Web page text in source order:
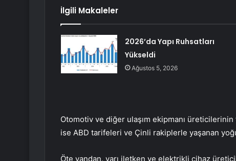
İlgili Makaleler
2026’da Yapı Ruhsatları
Yükseldi
Ağustos 5, 2026
Otomotiv ve diğer ulaşım ekipmanı
ise ABD tarifeleri ve Çinli rakiplerle yaşanan
Öte yandan, yarı iletken ve elektrikli cihaz